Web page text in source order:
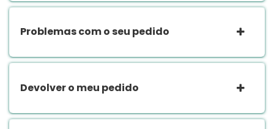
Problemas com o seu pedido
Devolver o meu pedido